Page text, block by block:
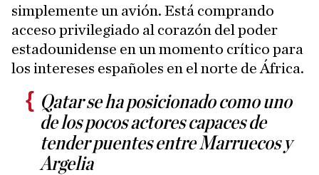
simplemente un avión. Está comprando
acceso privilegiado al corazón del poder
estadounidense en un momento crítico para
los intereses españoles en el norte de África.
Qatar se ha posicionado como uno
de los pocos actores capaces de
tender puentes entre Marruecos y
Argelia